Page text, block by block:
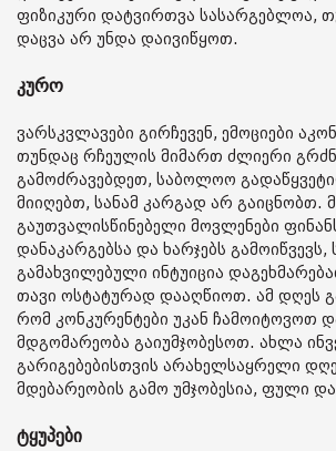
ფიზიკური დატვირთვა სასარგებლოა,
დაცვა არ უნდა დაივიწყოთ.
კურო
ვარსკვლავები გირჩევენ, ემოციები
თუნდაც რჩეულის მიმართ ძლიერი
გამოძრავებდეთ, საბოლოო
მიიღებთ, სანამ კარგად არ გაიცნობთ.
გაუთვალისწინებელი მოვლენები
დანაკარგებსა და ხარჯებს
გამახვილებული ინტუიცია
თავი ოსტატურად დააღწიოთ. ამ დღეს
რომ კონკურენტები უკან ჩამოიტოვოთ
მდგომარეობა გაიუმჯობესოთ. ახლა
გარიგებებისთვის არახელსაყრელი
მდებარეობის გამო უმჯობესია, ფული
ტყუპები